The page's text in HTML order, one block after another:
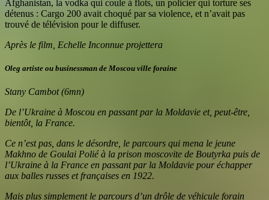
Afghanistan, la vodka qui coule à flots, un policier qui torture ses
détenus : Cargo 200 avait choqué par sa violence, et n’avait pas
trouvé de télévision pour le diffuser.
Après le film, Echelle Inconnue projettera
Oleg artiste ou businessman de Moscou ville foraine
Stany Cambot (6mn)
De l’Ukraine à Moscou en passant par la Moldavie et, peut-être,
bientôt, la France.
Ce n’est pas, dans le désordre, le parcours qui mena le jeune
Makhno de Goulai Polié à la prison moscovite de Boutyrka puis de
l’Ukraine à la France en passant par la Moldavie pour échapper
aux balles russes et françaises en 1922.
Mais plus simplement le parcours d’un drôle de véhicule forain